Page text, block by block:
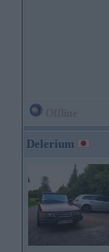
Delerium